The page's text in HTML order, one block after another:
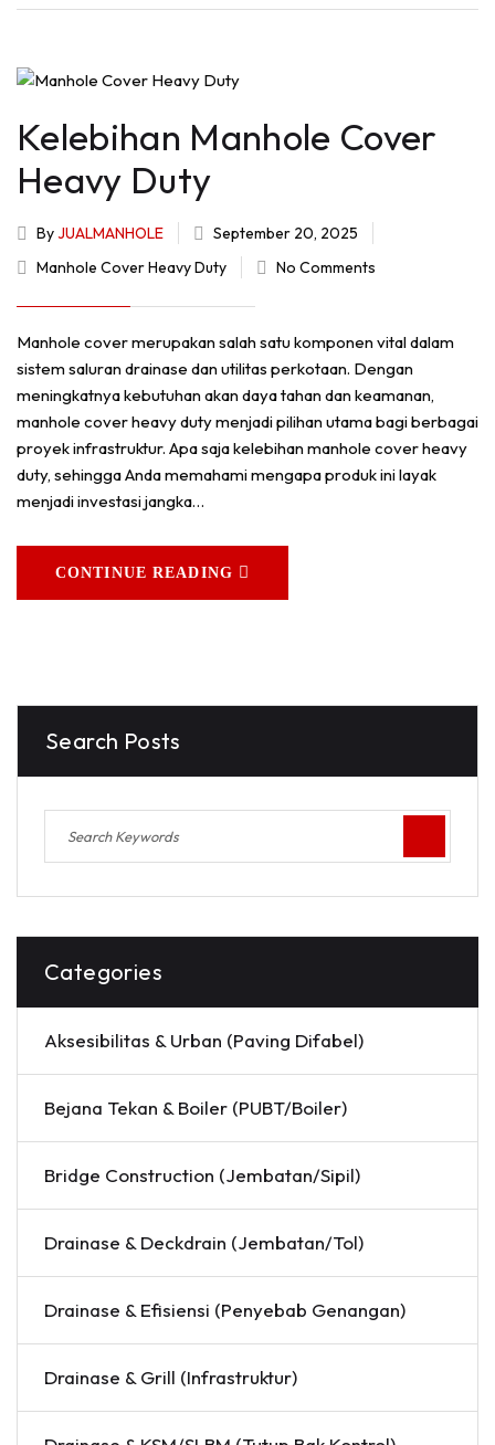
Kelebihan Manhole Cover
Heavy Duty
ByJUALMANHOLE
September 20, 2025
Manhole Cover Heavy Duty
No Comments
Manhole cover merupakan salah satu komponen vital dalam
sistem saluran drainase dan utilitas perkotaan. Dengan
meningkatnya kebutuhan akan daya tahan dan keamanan,
manhole cover heavy duty menjadi pilihan utama bagi berbagai
proyek infrastruktur. Apa saja kelebihan manhole cover heavy
duty, sehingga Anda memahami mengapa produk ini layak
menjadi investasi jangka…
CONTINUE READING
Search Posts
Categories
Aksesibilitas & Urban (Paving Difabel)
Bejana Tekan & Boiler (PUBT/Boiler)
Bridge Construction (Jembatan/Sipil)
Drainase & Deckdrain (Jembatan/Tol)
Drainase & Efisiensi (Penyebab Genangan)
Drainase & Grill (Infrastruktur)